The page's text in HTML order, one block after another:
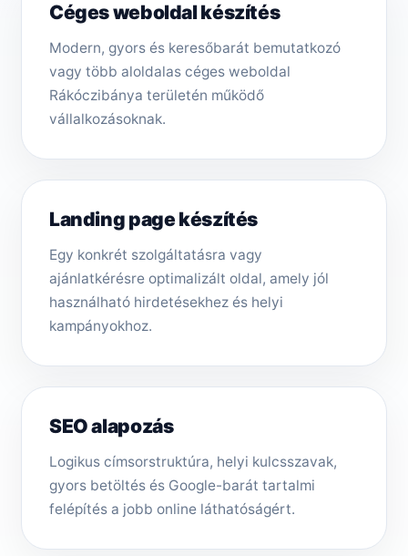
Céges weboldal készítés
Modern, gyors és keresőbarát bemutatkozó
vagy több aloldalas céges weboldal
Rákóczibánya területén működő
vállalkozásoknak.
Landing page készítés
Egy konkrét szolgáltatásra vagy
ajánlatkérésre optimalizált oldal, amely jól
használható hirdetésekhez és helyi
kampányokhoz.
SEO alapozás
Logikus címsorstruktúra, helyi kulcsszavak,
gyors betöltés és Google-barát tartalmi
felépítés a jobb online láthatóságért.